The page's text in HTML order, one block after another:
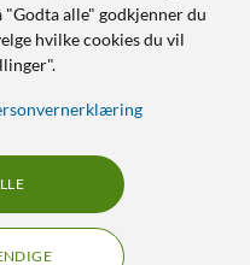
"Godta alle" godkjenner du
hvilke cookies du vil